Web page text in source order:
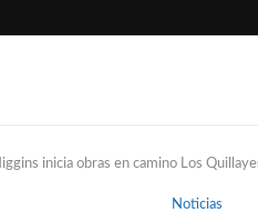
inicia obras en camino Los
Noticias